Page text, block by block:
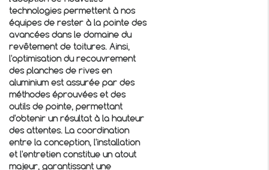
technologies permettent à nos
équipes de rester à la pointe des
avancées dans le domaine du
revêtement de toitures. Ainsi,
l'optimisation du recouvrement
des planches de rives en
aluminiumest assurée par des
méthodes éprouvées et des
outils de pointe, permettant
d'obtenir un résultat à la hauteur
des attentes. La coordination
entre la conception, l'installation
et l'entretien constitue un atout
majeur, garantissant une